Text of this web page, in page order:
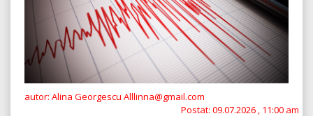
autor: Alina Georgescu Alllinna@gmail.com
Postat: 09.07.2026 , 11:00 am